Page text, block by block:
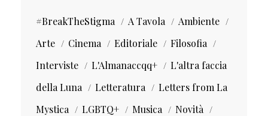
#BreakTheStigma A Tavola
Ambiente
Arte
Cinema Editoriale
Filosofia
Interviste
L'Almanaccqq+
L'altra faccia
della Luna
Letteratura
Letters from La
Mystica
LGBTQ+ Musica
Novità